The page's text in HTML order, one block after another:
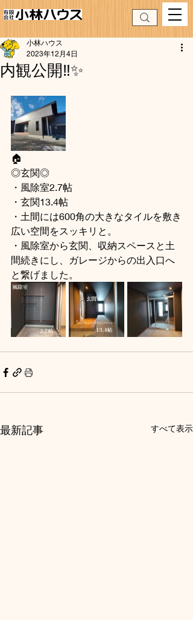
内観公開‼️✨
小林ハウス
2023年12月4日
🏠
◎玄関◎
・風除室2.7帖
・玄関13.4帖
・土間には600角の大きなタイルを敷き
広い空間をスッキリと。
・風除室から玄関、収納スペースと土
間続きにし、ガレージからの出入口へ
と繋げました。
最新記事 すべて表示